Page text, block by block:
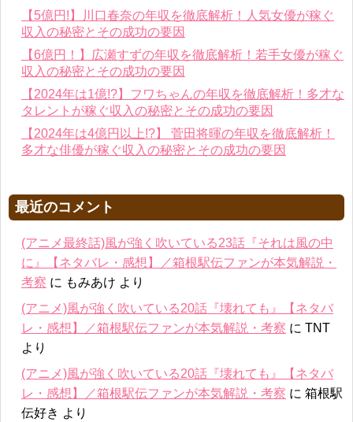
【5億円!】川口春奈の年収を徹底解析！人気女優が稼ぐ
収入の秘密とその成功の要因
【6億円！】広瀬すずの年収を徹底解析！若手女優が稼ぐ
収入の秘密とその成功の要因
【2024年は1億!?】フワちゃんの年収を徹底解析！多才な
タレントが稼ぐ収入の秘密とその成功の要因
【2024年は4億円以上!?】 菅田将暉の年収を徹底解析！
多才な俳優が稼ぐ収入の秘密とその成功の要因
最近のコメント
(アニメ最終話)風が強く吹いている23話『それは風の中
に』【ネタバレ・感想】／箱根駅伝ファンが本気解説・
考察 に もみあけ より
(アニメ)風が強く吹いている20話『壊れても』【ネタバ
レ・感想】／箱根駅伝ファンが本気解説・考察 に TNT
より
(アニメ)風が強く吹いている20話『壊れても』【ネタバ
レ・感想】／箱根駅伝ファンが本気解説・考察 に 箱根駅
伝好き より